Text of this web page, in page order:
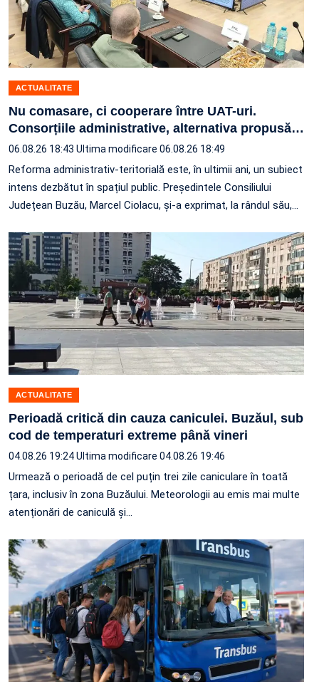
ACTUALITATE
Nu comasare, ci cooperare între UAT-uri.
Consorțiile administrative, alternativa propusă…
06.08.26 18:43 Ultima modificare 06.08.26 18:49
Reforma administrativ-teritorială este, în ultimii ani, un subiect
intens dezbătut în spațiul public. Președintele Consiliului
Județean Buzău, Marcel Ciolacu, și-a exprimat, la rândul său,…
ACTUALITATE
Perioadă critică din cauza caniculei. Buzăul, sub
cod de temperaturi extreme până vineri
04.08.26 19:24Ultima modificare 04.08.26 19:46
Urmează o perioadă de cel puțin trei zile caniculare în toată
țara, inclusiv în zona Buzăului. Meteorologii au emis mai multe
atenționări de caniculă și…